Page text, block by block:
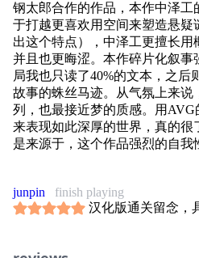
钢太郎合作的作品，本作中泽工
于打越更喜欢用空间来塑造悬
出这个特点），中泽工更擅长用
并且也更晦涩。本作碎片化叙
局我也只读了40%的文本，之后
故事的蛛丝马迹。从气氛上来说
列，也最接近梦的质感。用
来表现如此深厚的世界，真的很
是来源于，这个作品强烈的自我
自己的心迹和想法，但是，塑造
戏开发者依然坚持用游戏表达的
junpin
finish playing
汉化版通关留念，